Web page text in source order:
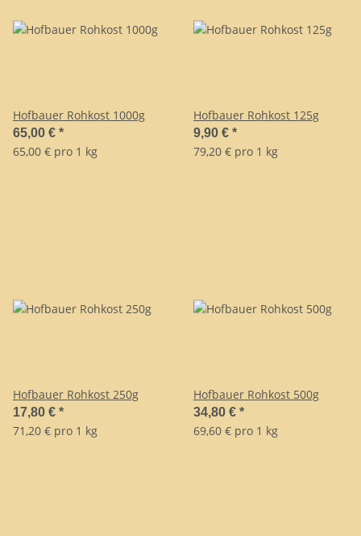
Hofbauer Rohkost 1000g
65,00 € *
65,00 € pro 1 kg
Hofbauer Rohkost 125g
9,90 € *
79,20 € pro 1 kg
Hofbauer Rohkost 250g
17,80 € *
71,20 € pro 1 kg
Hofbauer Rohkost 500g
34,80 € *
69,60 € pro 1 kg